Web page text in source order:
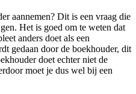
aannemen? Dit is een vraag die
Het is goed om te weten dat
anders doet als een
gedaan door de boekhouder, dit
doet echter niet de
moet je dus wel bij een